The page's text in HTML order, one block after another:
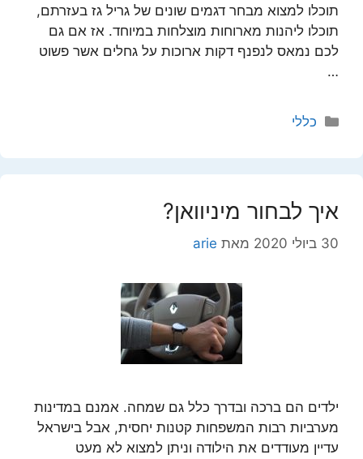
תוכלו למצוא מבחר דגמים שונים של גריל גז בעזרתם,
תוכלו ליהנות מארוחות מוצלחות במיוחד. אז אם גם
לכם נמאס לנפנף דקות ארוכות על גחלים אשר פשוט
…
קטגוריות
כללי
איך לבחור מיניוואן?
30 ביולי 2020 מאת arie
ילדים הם ברכה ובדרך כלל גם שמחה. אמנם במדינות
מערביות רבות המשפחות קטנות יחסית, אבל בישראל
עדיין מעודדים את הילודה וניתן למצוא לא מעט